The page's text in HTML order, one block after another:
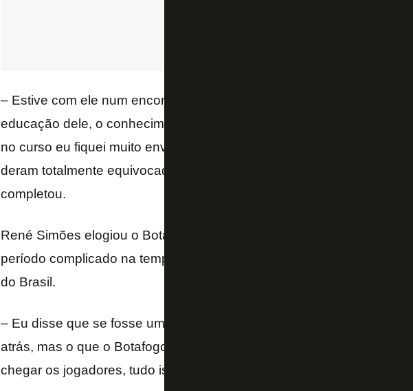
– Estive com ele num encontro internacional de futebol e fiquei
educação dele, o conhecimento, a narrativa dele de como foi a
no curso eu fiquei muito envergonhado, foi uma bola furada, uma
deram totalmente equivocada. Depois trocamos telefone e ficamos
completou.
René Simões elogiou o Botafogo por ter mantido Luís Castro mesmo
período complicado na temporada, com sequência sem vitórias e
do Brasil.
– Eu disse que se fosse um técnico brasileiro, ele teria sido demitido
atrás, mas o que o Botafogo está fazendo é o certo. Tem que dar o
chegar os jogadores, tudo isso… – afirmou.